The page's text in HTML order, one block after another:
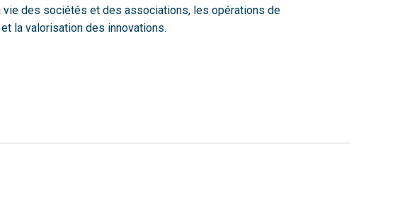
des sociétés et des associations, les opérations de
la valorisation des innovations.